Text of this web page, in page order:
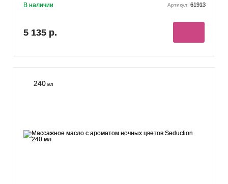
В наличии Артикул: 61913
5 135 р.
240 мл